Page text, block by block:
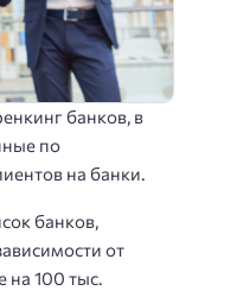
банков, в
по
на банки.
банков,
от
на 100 тыс.